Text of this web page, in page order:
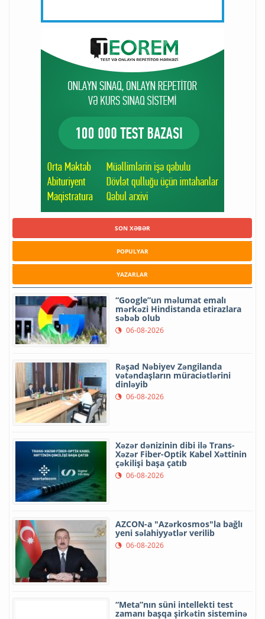
SON XƏBƏR
POPULYAR
YAZARLAR
“Google”un məlumat emalı
mərkəzi Hindistanda etirazlara
səbəb olub
06-08-2026
Rəşad Nəbiyev Zəngilanda
vətəndaşların müraciətlərini
dinləyib
06-08-2026
Xəzər dənizinin dibi ilə Trans-
Xəzər Fiber-Optik Kabel Xəttinin
çəkilişi başa çatıb
06-08-2026
AZCON-a "Azərkosmos"la bağlı
yeni səlahiyyətlər verilib
06-08-2026
“Meta”nın süni intellekti test
zamanı başqa şirkətin sisteminə